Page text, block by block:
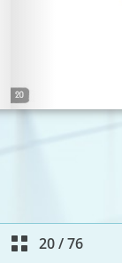
20/76